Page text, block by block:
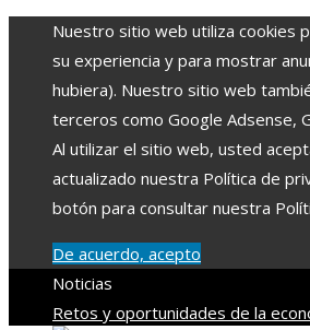
Nuestro sitio web utiliza cookies
su experiencia y para mostrar
hubiera). Nuestro sitio web
terceros como Google Adsense,
Al utilizar el sitio web, usted
actualizado nuestra Política de
botón para consultar nuestra
De acuerdo, acepto
Noticias
Retos y oportunidades de la